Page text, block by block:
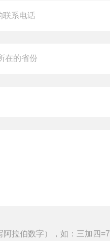
阿拉伯数字），如：三加四=7